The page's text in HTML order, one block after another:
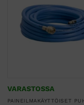
VARASTOSSA